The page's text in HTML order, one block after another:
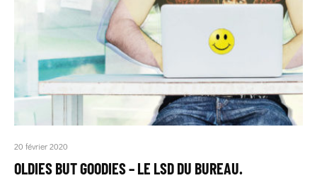
20 février 2020
OLDIES BUT GOODIES – LE LSD DU BUREAU.